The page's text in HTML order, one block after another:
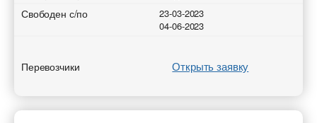
* - обязательное поле
* - обязательное поле
Свободен с/по
23-03-2023
04-06-2023
Перевозчики Открыть заявку
Отправить
Отправить